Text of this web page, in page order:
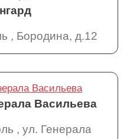
, Бородина, д.12
Васильева
, ул. Генерала